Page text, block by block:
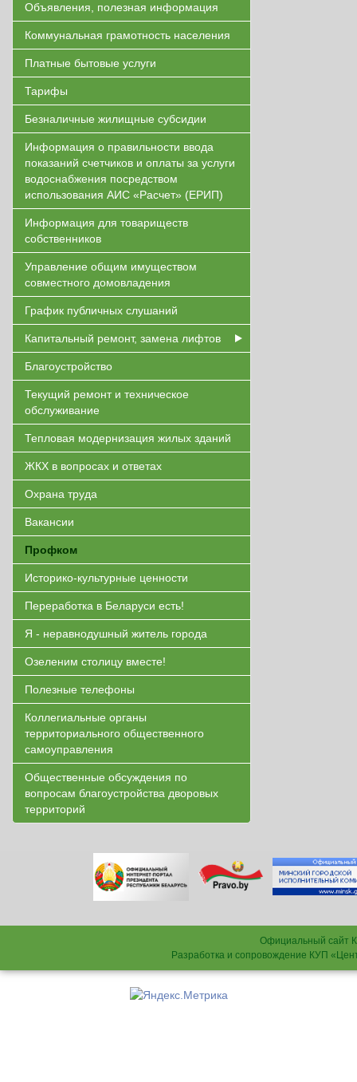
Объявления, полезная информация
Коммунальная грамотность населения
Платные бытовые услуги
Тарифы
Безналичные жилищные субсидии
Информация о правильности ввода
показаний счетчиков и оплаты за услуги
водоснабжения посредством
использования АИС «Расчет» (ЕРИП)
Информация для товариществ
собственников
Управление общим имуществом
совместного домовладения
График публичных слушаний
Капитальный ремонт, замена лифтов
Благоустройство
Текущий ремонт и техническое
обслуживание
Тепловая модернизация жилых зданий
ЖКХ в вопросах и ответах
Охрана труда
Вакансии
Профком
Историко-культурные ценности
Переработка в Беларуси есть!
Я - неравнодушный житель города
Озеленим столицу вместе!
Полезные телефоны
Коллегиальные органы
территориального общественного
самоуправления
Общественные обсуждения по
вопросам благоустройства дворовых
территорий
Официальный сайт
Разработка и сопровождение КУП